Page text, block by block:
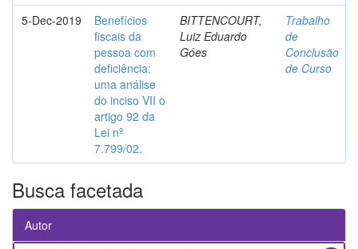
5-Dec-2019
Benefícios
fiscais da
pessoa com
deficiência:
uma análise
do inciso VII o
artigo 92 da
Lei nº
7.799/02.
BITTENCOURT,
Luiz Eduardo
Góes
Trabalho
de
Conclusão
de Curso
Busca facetada
Autor